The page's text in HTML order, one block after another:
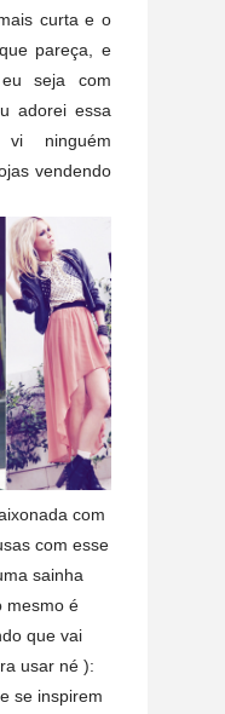
curta e o
pareça, e
seja com
adorei essa
vi ninguém
vendendo
com
com esse
sainha
mesmo é
que vai
usar né ):
se inspirem